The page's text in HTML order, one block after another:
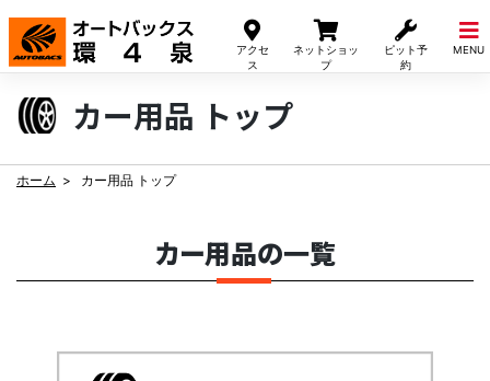
アクセ
ス
ネットショッ
プ
ピット予
約
MENU
Skip
content
カー用品 トップ
ホーム カー用品 トップ
カー用品の一覧